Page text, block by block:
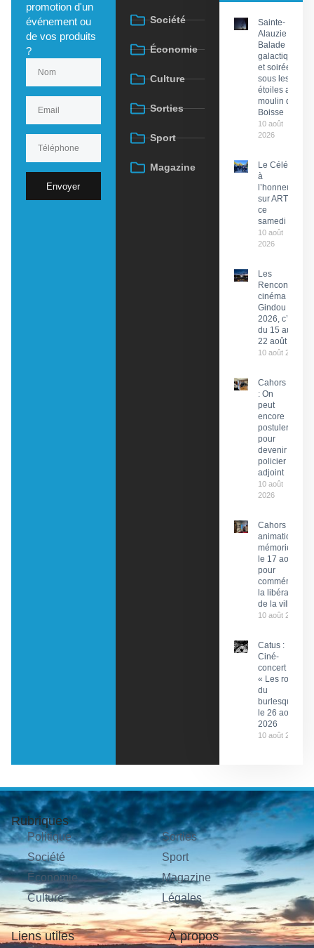
promotion d'un
événement ou
de vos produits
?
Envoyer
Société
Économie
Culture
Sorties
Sport
Magazine
Sainte-
Alauzie :
Balade
galactique
et soirée
sous les
étoiles au
moulin de
Boisse
10 août
2026
Le Célé
à
l’honneur
sur ARTE
ce
samedi
10 août
2026
Les
Rencontres
cinéma de
Gindou
2026, c’est
du 15 au
22 août
10 août 2026
Cahors
: On
peut
encore
postuler
pour
devenir
policier
adjoint
10 août
2026
Cahors : Des
animations
mémorielles
le 17 août
pour
commémorer
la libération
de la ville
10 août 2026
Catus :
Ciné-
concert
« Les rois
du
burlesque »
le 26 août
2026
10 août 2026
Rubriques
Politique
Société
Économie
Culture
Sorties
Sport
Magazine
Légales
Liens utiles À propos